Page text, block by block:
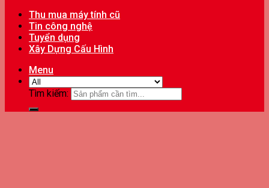
Thu mua máy tính cũ
Tin công nghệ
Tuyển dụng
Xây Dựng Cấu Hình
Menu
Tìm kiếm: